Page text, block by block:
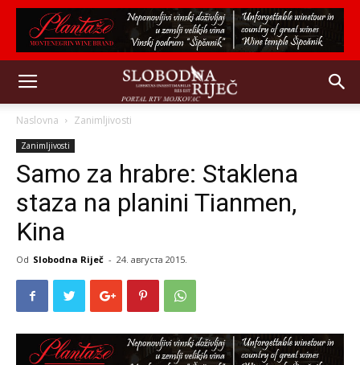
Naslovna Zanimljivosti
Zanimljivosti
Samo za hrabre: Staklena
staza na planini Tianmen,
Kina
Od Slobodna Riječ - 24. августа 2015.